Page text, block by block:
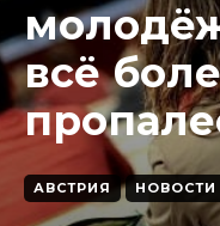
всё
АВСТРИЯ НОВОСТИ